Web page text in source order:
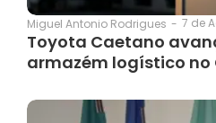
Miguel Antonio Rodrigues - 7 de
Toyota Caetano
armazém logístico no